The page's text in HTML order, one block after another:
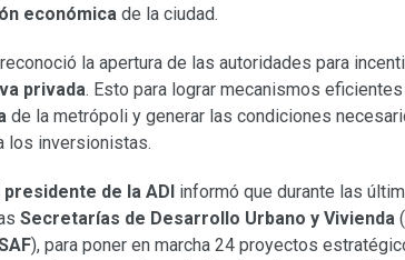
económica de la ciudad.
la apertura de las autoridades para
privada. Esto para lograr mecanismos
de la metrópoli y generar las condiciones
los inversionistas.
presidente de la ADI informó que durante las
Secretarías de Desarrollo Urbano y Vivienda (
), para poner en marcha 24 proyectos